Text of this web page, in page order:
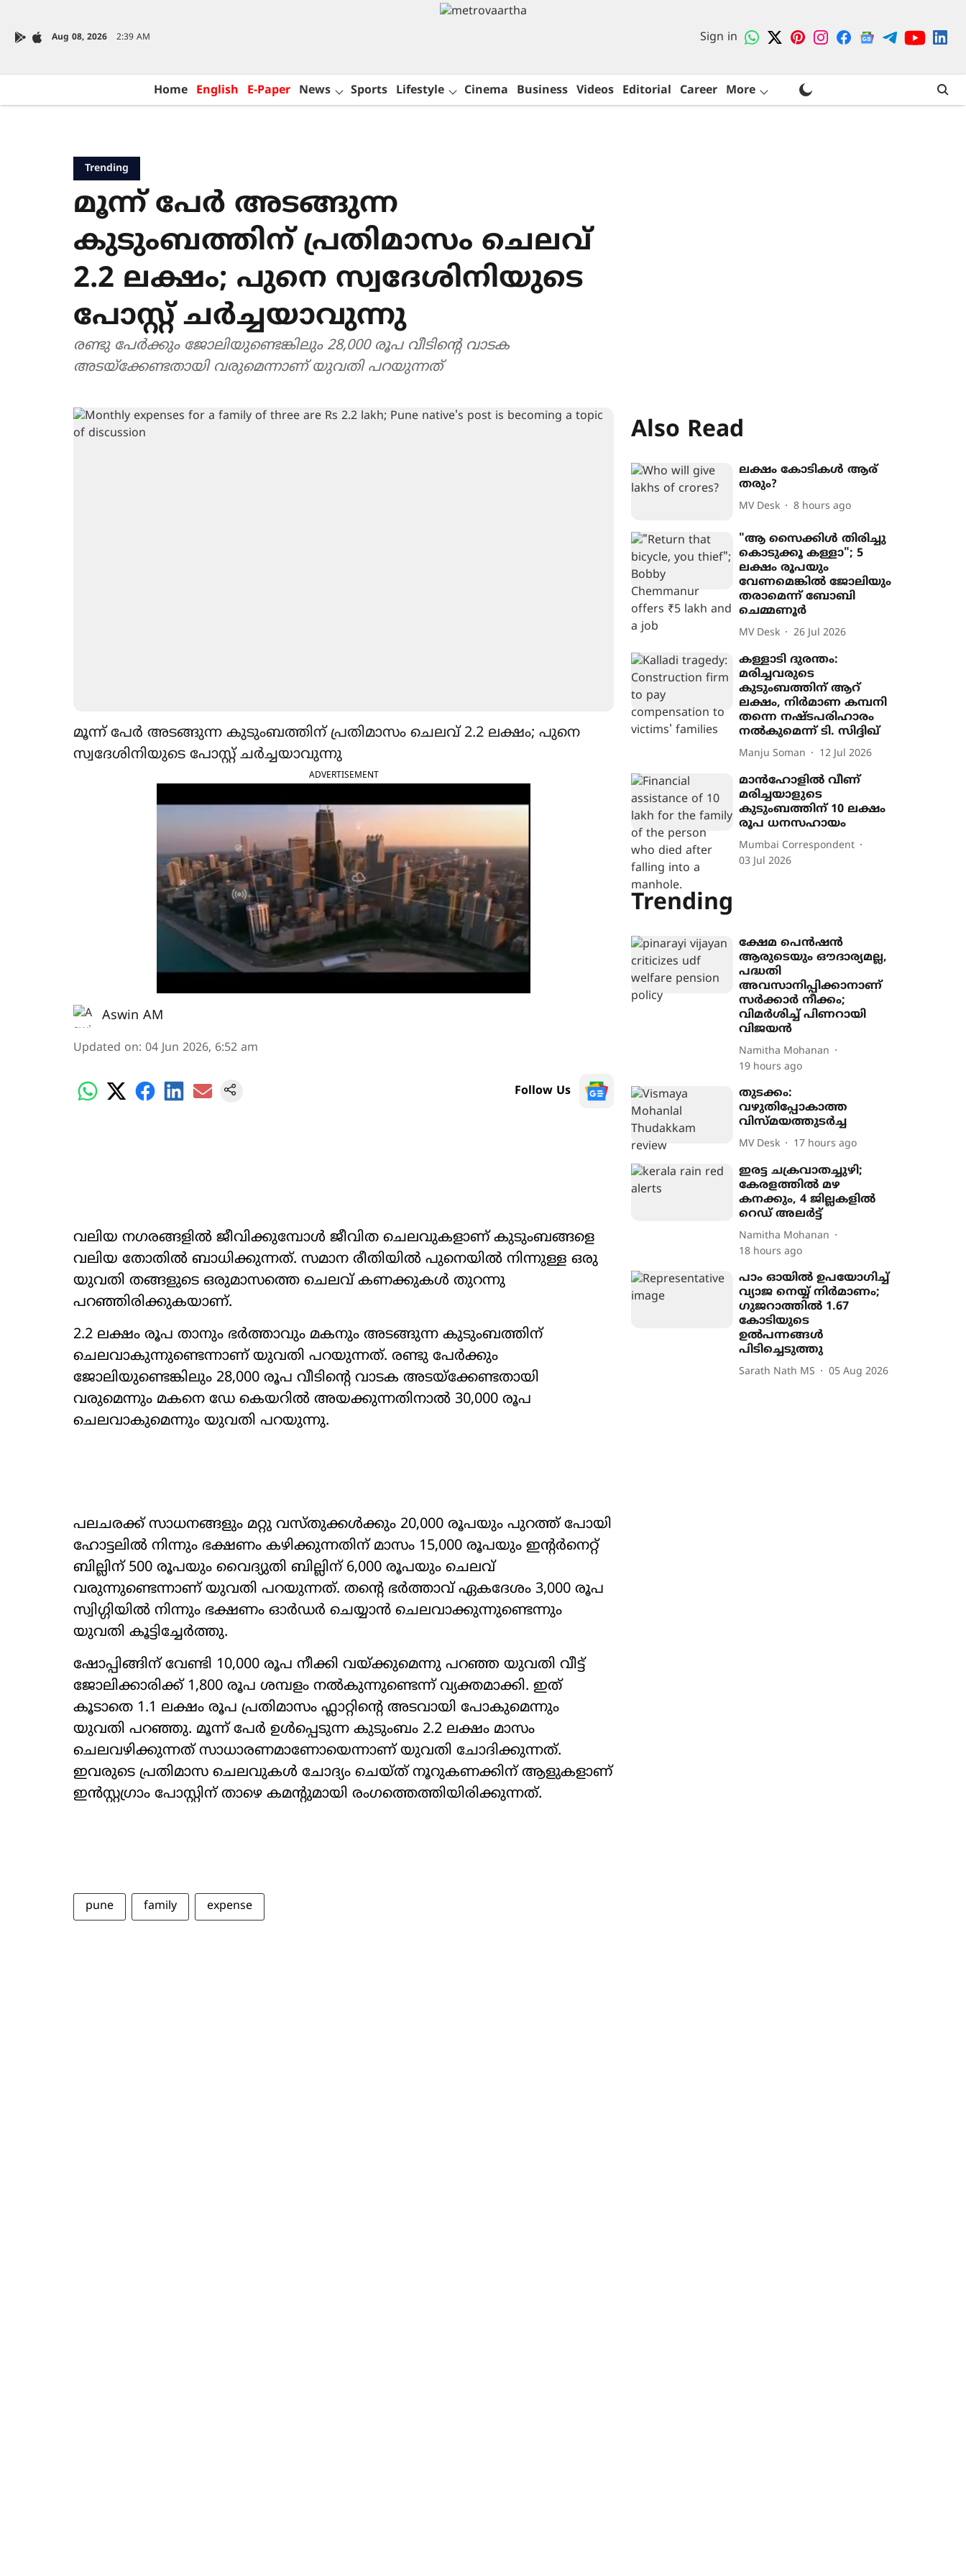
Aug 08, 2026 2:39 AM Sign in
Home English E-Paper News Sports Lifestyle Cinema Business Videos Editorial Career More
Trending
മൂന്ന് പേർ അടങ്ങുന്ന
കുടുംബത്തിന് പ്രതിമാസം ചെലവ്
2.2 ലക്ഷം; പുനെ സ്വദേശിനിയുടെ
പോസ്റ്റ് ചർച്ചയാവുന്നു
രണ്ടു പേർക്കും ജോലിയുണ്ടെങ്കിലും 28,000 രൂപ വീടിന്‍റെ വാടക
അടയ്ക്കേണ്ടതായി വരുമെന്നാണ് യുവതി പറയുന്നത്
മൂന്ന് പേർ അടങ്ങുന്ന കുടുംബത്തിന് പ്രതിമാസം ചെലവ് 2.2 ലക്ഷം; പുനെ
സ്വദേശിനിയുടെ പോസ്റ്റ് ചർച്ചയാവുന്നു
ADVERTISEMENT
Aswin AM
Updated on: 04 Jun 2026, 6:52 am
Follow Us
വലിയ നഗരങ്ങളിൽ ജീവിക്കുമ്പോൾ ജീവിത ചെലവുകളാണ് കുടുംബങ്ങളെ
വലിയ തോതിൽ ബാധിക്കുന്നത്. സമാന രീതിയിൽ പുനെയിൽ നിന്നുള്ള ഒരു
യുവതി തങ്ങളുടെ ഒരുമാസത്തെ ചെലവ് കണക്കുകൾ തുറന്നു
പറഞ്ഞിരിക്കുകയാണ്.
2.2 ലക്ഷം രൂപ താനും ഭർത്താവും മകനും അടങ്ങുന്ന കുടുംബത്തിന്
ചെലവാകുന്നുണ്ടെന്നാണ് യുവതി പറയുന്നത്. രണ്ടു പേർക്കും
ജോലിയുണ്ടെങ്കിലും 28,000 രൂപ വീടിന്‍റെ വാടക അടയ്ക്കേണ്ടതായി
വരുമെന്നും മകനെ ഡേ കെയറിൽ അയക്കുന്നതിനാൽ 30,000 രൂപ
ചെലവാകുമെന്നും യുവതി പറയുന്നു.
പലചരക്ക് സാധനങ്ങളും മറ്റു വസ്തുക്കൾക്കും 20,000 രൂപയും പുറത്ത് പോയി
ഹോട്ടലിൽ നിന്നും ഭക്ഷണം കഴിക്കുന്നതിന് മാസം 15,000 രൂപയും ഇന്‍റർനെറ്റ്
ബില്ലിന് 500 രൂപയും വൈദ‍്യുതി ബില്ലിന് 6,000 രൂപയും ചെലവ്
വരുന്നുണ്ടെന്നാണ് യുവതി പറയുന്നത്. തന്‍റെ ഭർത്താവ് ഏകദേശം 3,000 രൂപ
സ്വിഗ്ഗിയിൽ നിന്നും ഭക്ഷണം ഓർഡർ ചെയ്യാൻ ചെലവാക്കുന്നുണ്ടെന്നും
യുവതി കൂട്ടിച്ചേർത്തു.
ഷോപ്പിങ്ങിന് വേണ്ടി 10,000 രൂപ നീക്കി വയ്ക്കുമെന്നു പറഞ്ഞ യുവതി വീട്ട്
ജോലിക്കാരിക്ക് 1,800 രൂപ ശമ്പളം നൽകുന്നുണ്ടെന്ന് വ‍്യക്തമാക്കി. ഇത്
കൂടാതെ 1.1 ലക്ഷം രൂപ പ്രതിമാസം ഫ്ലാറ്റിന്‍റെ അടവായി പോകുമെന്നും
യുവതി പറഞ്ഞു. മൂന്ന് പേർ ഉൾപ്പെടുന്ന കുടുംബം 2.2 ലക്ഷം മാസം
ചെലവഴിക്കുന്നത് സാധാരണമാണോയെന്നാണ് യുവതി ചോദിക്കുന്നത്.
ഇവരുടെ പ്രതിമാസ ചെലവുകൾ ചോദ‍്യം ചെയ്ത് നൂറുകണക്കിന് ആളുകളാണ്
ഇൻസ്റ്റഗ്രാം പോസ്റ്റിന് താഴെ കമന്‍റുമായി രംഗത്തെത്തിയിരിക്കുന്നത്.
pune family expense
Also Read
ലക്ഷം കോടികൾ ആര്
തരും‍?
MV Desk 8 hours ago
"ആ സൈക്കിൾ തിരിച്ചു
കൊടുക്കൂ കള്ളാ"; 5
ലക്ഷം രൂപയും
വേണമെങ്കിൽ ജോലിയും
തരാമെന്ന് ബോബി
ചെമ്മണൂർ
MV Desk 26 Jul 2026
കള്ളാടി ദുരന്തം:
മരിച്ചവരുടെ
കുടുംബത്തിന് ആറ്
ലക്ഷം, നിർമാണ കമ്പനി
തന്നെ നഷ്ടപരിഹാരം
നൽകുമെന്ന് ടി. സിദ്ദിഖ്
Manju Soman 12 Jul 2026
മാന്‍ഹോളില്‍ വീണ്
മരിച്ചയാളുടെ
കുടുംബത്തിന് 10 ലക്ഷം
രൂപ ധനസഹായം
Mumbai Correspondent
03 Jul 2026
Trending
ക്ഷേമ പെൻഷൻ
ആരുടെയും ഔദാര്യമല്ല,
പദ്ധതി
അവസാനിപ്പിക്കാനാണ്
സർക്കാർ നീക്കം;
വിമർശിച്ച് പിണറായി
വിജയൻ
Namitha Mohanan
19 hours ago
തുടക്കം:
വഴുതിപ്പോകാത്ത
വിസ്മയത്തുടർച്ച
MV Desk 17 hours ago
ഇരട്ട ചക്രവാതച്ചുഴി;
കേരളത്തിൽ മഴ
കനക്കും, 4 ജില്ലകളിൽ
റെഡ് അലർട്ട്
Namitha Mohanan
18 hours ago
പാം ഓയിൽ ഉപയോഗിച്ച്
വ്യാജ നെയ്യ് നിർമാണം;
ഗുജറാത്തിൽ 1.67
കോടിയുടെ
ഉൽപന്നങ്ങൾ
പിടിച്ചെടുത്തു
Sarath Nath MS 05 Aug 2026